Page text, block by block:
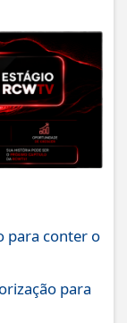
para conter o
para